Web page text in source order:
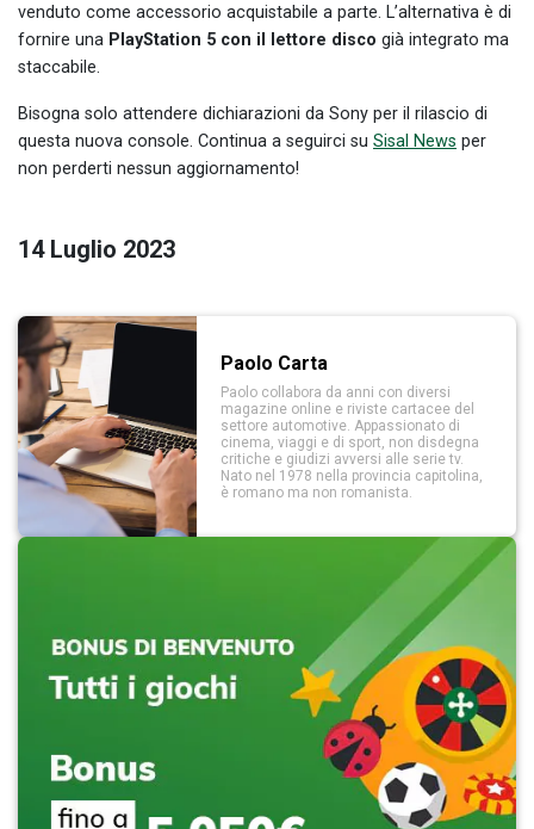
venduto come accessorio acquistabile a parte. L’alternativa è di
fornire una PlayStation 5 con il lettore disco già integrato ma
staccabile.
Bisogna solo attendere dichiarazioni da Sony per il rilascio di
questa nuova console. Continua a seguirci su Sisal News per
non perderti nessun aggiornamento!
14 Luglio 2023
Paolo Carta
Paolo collabora da anni con diversi
magazine online e riviste cartacee del
settore automotive. Appassionato di
cinema, viaggi e di sport, non disdegna
critiche e giudizi avversi alle serie tv.
Nato nel 1978 nella provincia capitolina,
è romano ma non romanista.